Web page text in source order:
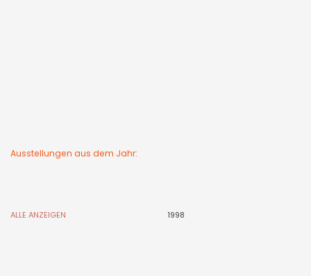
Ausstellungen aus dem Jahr:
ALLE ANZEIGEN 1998